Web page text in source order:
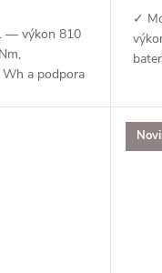
— výkon 810
a podpora
✓
Find